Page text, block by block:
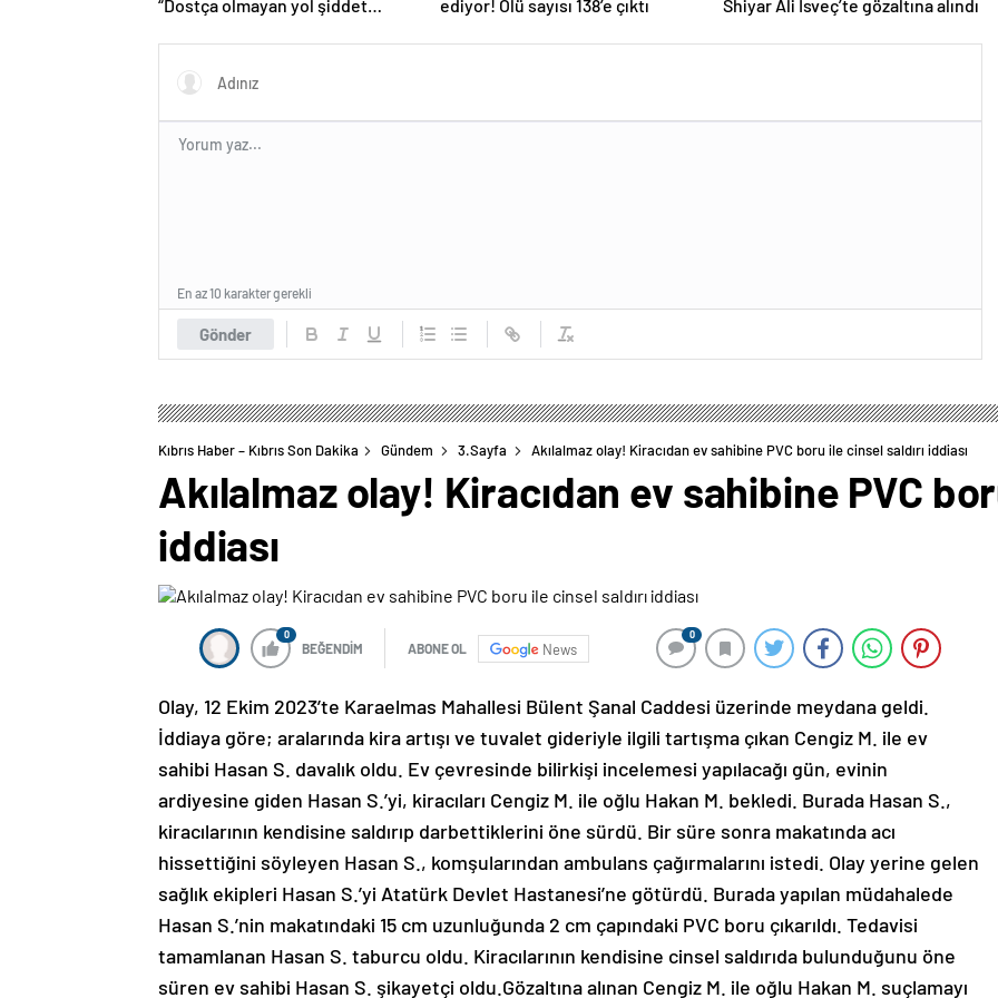
“Dostça olmayan yol şiddet
istemiyorum”
ediyor! Ölü sayısı 138’e çıktı
Shiyar Ali İsveç’te gözaltına alındı
Gönder
En az 10 karakter gerekli
Kıbrıs Haber – Kıbrıs Son Dakika Gündem 3.Sayfa Akılalmaz olay! Kiracıdan ev sahibine PVC boru ile cinsel saldırı iddiası
Akılalmaz olay! Kiracıdan ev sahibine PVC
iddiası
0
BEĞENDİM ABONE OL News
0
Olay, 12 Ekim 2023’te Karaelmas Mahallesi Bülent Şanal Caddesi üzerinde meydana geldi.
İddiaya göre; aralarında kira artışı ve tuvalet gideriyle ilgili tartışma çıkan Cengiz M. ile ev
sahibi Hasan S. davalık oldu. Ev çevresinde bilirkişi incelemesi yapılacağı gün, evinin
ardiyesine giden Hasan S.’yi, kiracıları Cengiz M. ile oğlu Hakan M. bekledi. Burada Hasan S.,
kiracılarının kendisine saldırıp darbettiklerini öne sürdü. Bir süre sonra makatında acı
hissettiğini söyleyen Hasan S., komşularından ambulans çağırmalarını istedi. Olay yerine gelen
sağlık ekipleri Hasan S.’yi Atatürk Devlet Hastanesi’ne götürdü. Burada yapılan müdahalede
Hasan S.’nin makatındaki 15 cm uzunluğunda 2 cm çapındaki PVC boru çıkarıldı. Tedavisi
tamamlanan Hasan S. taburcu oldu. Kiracılarının kendisine cinsel saldırıda bulunduğunu öne
süren ev sahibi Hasan S. şikayetçi oldu.Gözaltına alınan Cengiz M. ile oğlu Hakan M. suçlamayı